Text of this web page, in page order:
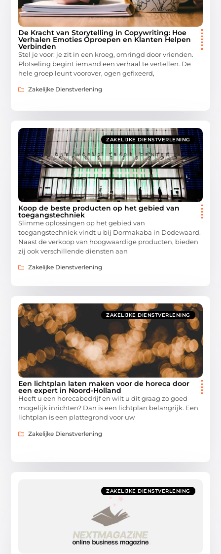
De Kracht van Storytelling in Copywriting: Hoe
Verhalen Emoties Oproepen en Klanten Helpen
Verbinden
Stel je voor: je zit in een kroeg, omringd door vrienden.
Plotseling begint iemand een verhaal te vertellen. De
hele groep leunt voorover, ogen gefixeerd,
Zakelijke Dienstverlening
ZAKELIJKE DIENSTVERLENING
Koop de beste producten op het gebied van
toegangstechniek
Slimme oplossingen op het gebied van
toegangstechniek vindt u bij Dormakaba in Dodewaard.
Naast de verkoop van hoogwaardige producten, bieden
zij ook verschillende diensten aan
Zakelijke Dienstverlening
ZAKELIJKE DIENSTVERLENING
Een lichtplan laten maken voor de horeca door
een expert in Noord-Holland
Heeft u een horecabedrijf en wilt u dit graag zo goed
mogelijk inrichten? Dan is een lichtplan belangrijk. Een
lichtplan is een plattegrond voor uw
Zakelijke Dienstverlening
ZAKELIJKE DIENSTVERLENING